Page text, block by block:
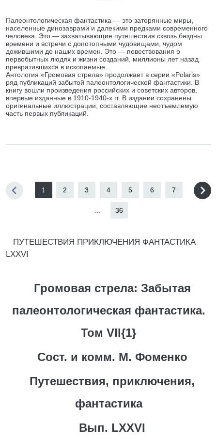
Палеонтологическая фантастика — это затерянные миры,
населенные динозаврами и далекими предками современного
человека. Это — захватывающие путешествия сквозь бездны
времени и встречи с допотопными чудовищами, чудом
дожившими до наших времен. Это — повествования о
первобытных людях и жизни созданий, миллионы лет назад
превратившихся в ископаемые…
Антология «Громовая стрела» продолжает в серии «Polaris»
ряд публикаций забытой палеонтологической фантастики. В
книгу вошли произведения российских и советских авторов,
впервые изданные в 1910-1940-х гг. В издании сохранены
оригинальные иллюстрации, составляющие неотъемлемую
часть первых публикаций.
1 2 3 4 5 6 7
36
ПУТЕШЕСТВИЯ ПРИКЛЮЧЕНИЯ ФАНТАСТИКА
LXXVI
Громовая стрела: Забытая
палеонтологическая фантастика.
Том VII{1}
Сост. и комм. М. Фоменко
Путешествия, приключения,
фантастика
Вып. LXXVI